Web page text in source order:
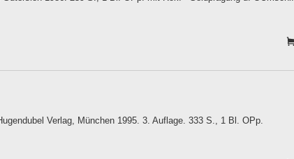
Verlag, München 1995. 3. Auflage. 333 S., 1 Bl. OPp.